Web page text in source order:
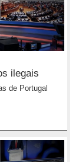
ilegais
de Portugal